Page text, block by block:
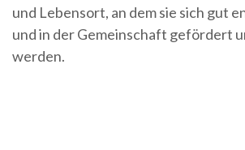
und Lebensort, an dem sie sich gut
und in der Gemeinschaft gefördert
werden.